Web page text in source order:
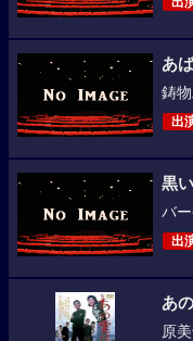
あ
鋳
出
黒
バ
出
あ
原